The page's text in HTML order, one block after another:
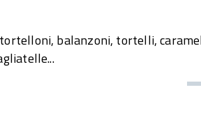
balanzoni, tortelli,